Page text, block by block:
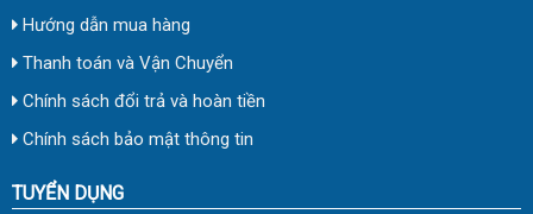
Hướng dẫn mua hàng
Thanh toán và Vận Chuyển
Chính sách đổi trả và hoàn tiền
Chính sách bảo mật thông tin
TUYỂN DỤNG